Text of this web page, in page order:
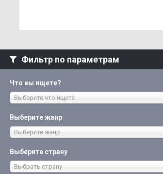
Фильтр по параметрам
Что вы ищете?
Выберите что ищете
Выберите жанр
Выберите жанр
Выберите страну
Выбрать страну